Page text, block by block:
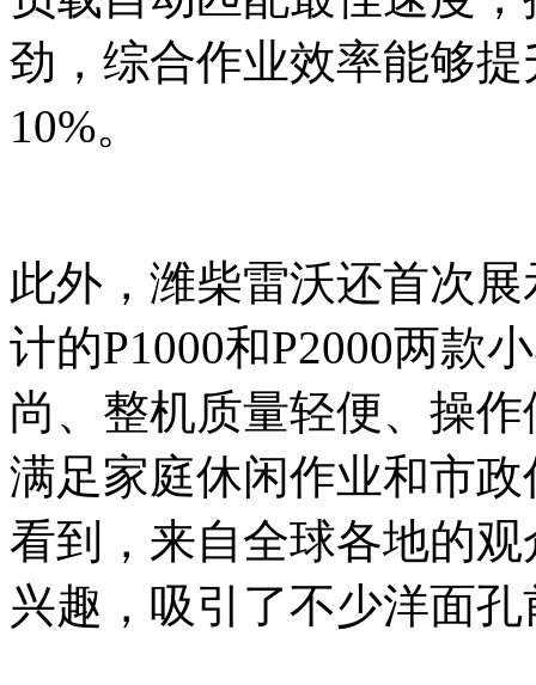
劲，综合作业效率能够
10%。
此外，潍柴雷沃还首次
计的P1000和P2000两款
尚、整机质量轻便、操
满足家庭休闲作业和市
看到，来自全球各地的
兴趣，吸引了不少洋面